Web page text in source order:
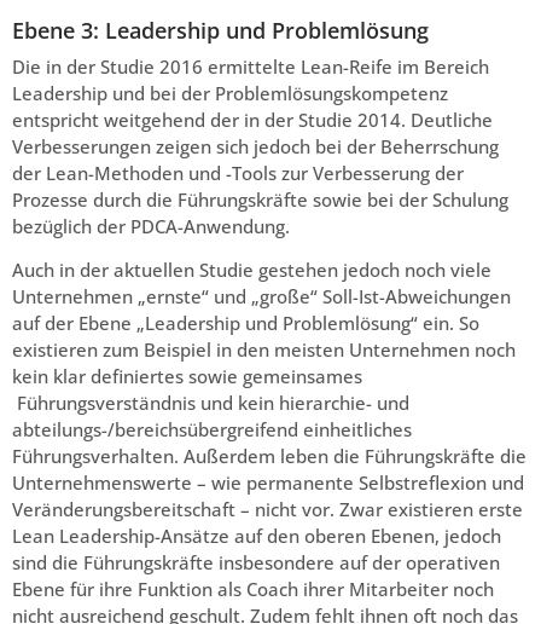
Ebene 3: Leadership und Problemlösung
Die in der Studie 2016 ermittelte Lean-Reife im Bereich
Leadership und bei der Problemlösungskompetenz
entspricht weitgehend der in der Studie 2014. Deutliche
Verbesserungen zeigen sich jedoch bei der Beherrschung
der Lean-Methoden und -Tools zur Verbesserung der
Prozesse durch die Führungskräfte sowie bei der Schulung
bezüglich der PDCA-Anwendung.
Auch in der aktuellen Studie gestehen jedoch noch viele
Unternehmen „ernste“ und „große“ Soll-Ist-Abweichungen
auf der Ebene „Leadership und Problemlösung“ ein. So
existieren zum Beispiel in den meisten Unternehmen noch
kein klar definiertes sowie gemeinsames
Führungsverständnis und kein hierarchie- und
abteilungs-/bereichsübergreifend einheitliches
Führungsverhalten. Außerdem leben die Führungskräfte die
Unternehmenswerte – wie permanente Selbstreflexion und
Veränderungsbereitschaft – nicht vor. Zwar existieren erste
Lean Leadership-Ansätze auf den oberen Ebenen, jedoch
sind die Führungskräfte insbesondere auf der operativen
Ebene für ihre Funktion als Coach ihrer Mitarbeiter noch
nicht ausreichend geschult. Zudem fehlt ihnen oft noch das